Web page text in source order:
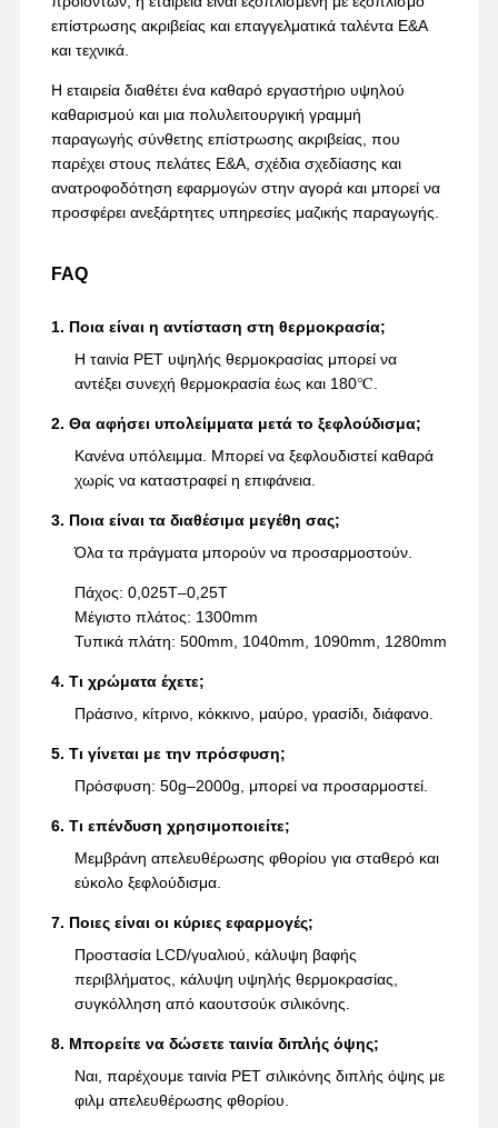
επίστρωσης ακριβείας και επαγγελματικά ταλέντα Ε&Α
και τεχνικά.
Η εταιρεία διαθέτει ένα καθαρό εργαστήριο υψηλού
καθαρισμού και μια πολυλειτουργική γραμμή
παραγωγής σύνθετης επίστρωσης ακριβείας, που
παρέχει στους πελάτες Ε&Α, σχέδια σχεδίασης και
ανατροφοδότηση εφαρμογών στην αγορά και μπορεί να
προσφέρει ανεξάρτητες υπηρεσίες μαζικής παραγωγής.
FAQ
1. Ποια είναι η αντίσταση στη θερμοκρασία;
Η ταινία PET υψηλής θερμοκρασίας μπορεί να
αντέξει συνεχή θερμοκρασία έως και 180℃.
2. Θα αφήσει υπολείμματα μετά το ξεφλούδισμα;
Κανένα υπόλειμμα. Μπορεί να ξεφλουδιστεί καθαρά
χωρίς να καταστραφεί η επιφάνεια.
3. Ποια είναι τα διαθέσιμα μεγέθη σας;
Όλα τα πράγματα μπορούν να προσαρμοστούν.
Πάχος: 0,025T–0,25T
Μέγιστο πλάτος: 1300mm
Τυπικά πλάτη: 500mm, 1040mm, 1090mm, 1280mm
4. Τι χρώματα έχετε;
Πράσινο, κίτρινο, κόκκινο, μαύρο, γρασίδι, διάφανο.
5. Τι γίνεται με την πρόσφυση;
Πρόσφυση: 50g–2000g, μπορεί να προσαρμοστεί.
6. Τι επένδυση χρησιμοποιείτε;
Μεμβράνη απελευθέρωσης φθορίου για σταθερό και
εύκολο ξεφλούδισμα.
7. Ποιες είναι οι κύριες εφαρμογές;
Προστασία LCD/γυαλιού, κάλυψη βαφής
περιβλήματος, κάλυψη υψηλής θερμοκρασίας,
συγκόλληση από καουτσούκ σιλικόνης.
8. Μπορείτε να δώσετε ταινία διπλής όψης;
Ναι, παρέχουμε ταινία PET σιλικόνης διπλής όψης με
φιλμ απελευθέρωσης φθορίου.